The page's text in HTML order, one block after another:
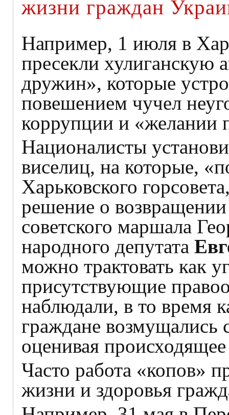
жизни граждан
Например, 1 июля в
пресекли
дружин», которые
повешением чучел
коррупции и «желании
Националисты
виселиц, на которые,
Харьковского
решение о
советского маршала
народного депутата
можно трактовать как
присутствующие
наблюдали, в то время
граждане возмущались
оценивая
Часто работа «копов»
жизни и здоровья